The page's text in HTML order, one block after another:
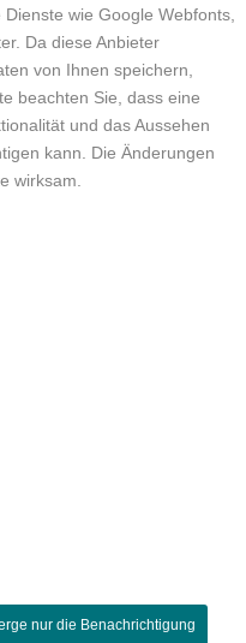
wie Google Webfonts,
Da diese Anbieter
von Ihnen speichern,
beachten Sie, dass eine
und das Aussehen
kann. Die Änderungen
wirksam.
nur die Benachrichtigung